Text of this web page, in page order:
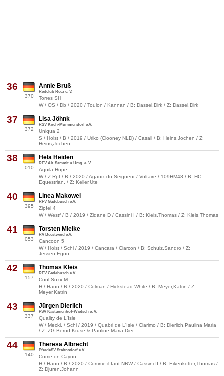
36
370
Annie Bruß
Reitclub Reez e. V.
Torres SH
W / OS / Db / 2020 / Toulon / Kannan / B: Dassel,Dirk / Z: Dassel,Dirk
37
372
Lisa Jöhnk
RSV Kirch-Mummendorf e.V.
Uniqua 2
S / Holst / B / 2019 / Uriko (Clooney NLD) / Casall / B: Heins,Jochen / Z:
Heins,Jochen
38
010
Hela Heiden
RFV Alt-Sammit u.Umg. e. V.
Aquila Hope
W / Z.Rpf / B / 2020 / Aganix du Seigneur / Voltaire / 109HM48 / B: HC
Equestrian, / Z: Keller,Ute
40
395
Linea Makowei
RFV Gadebusch e.V.
Zipfel 4
W / Westf / B / 2019 / Zidane D / Cassini I / B: Kleis,Thomas / Z: Kleis,Thomas
41
053
Torsten Mielke
RV Beestwind e.V.
Cancoon 5
W / Holst / Schi / 2019 / Cancara / Clarcon / B: Schulz,Sandro / Z:
Jessen,Egon
42
157
Thomas Kleis
RFV Gadebusch e.V.
Cool Soxx M
H / Hann / R / 2020 / Colman / Hickstead White / B: Meyer,Katrin / Z:
Meyer,Katrin
43
337
Jürgen Dierlich
PSV Kastanienhof-Wietsch e. V.
Quality de L'Isle
W / Meckl. / Schi / 2019 / Quabri de L'Isle / Clarimo / B: Dierlich,Paulina Maria
/ Z: ZG Bernd Kruse & Pauline Maria Dier
44
140
Theresa Albrecht
PferdeSV Stahnsdorf e.V.
Come on Cayou
H / Hann / B / 2020 / Comme il faut NRW / Cassini II / B: Eikenkötter,Thomas /
Z: Djuren,Johann